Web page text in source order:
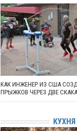
КАК ИНЖЕНЕР ИЗ США
ПРЫЖКОВ ЧЕРЕЗ ДВЕ
КУХНЯ